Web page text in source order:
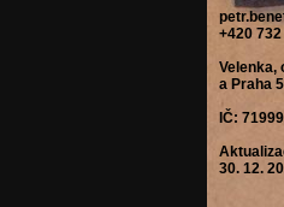
+420
Velenka,
a Praha 5
IČ:
30. 12.